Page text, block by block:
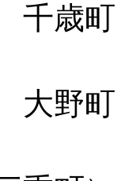
千歳
大野